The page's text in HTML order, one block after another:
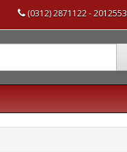
(0312) 2871122 - 2012553